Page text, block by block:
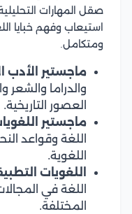
صقل المهارات
استيعاب وفهم خبايا
ومتكامل.
ماجستير الأدب
والدراما والشعر
العصور التاريخية.
ماجستير
اللغة وقواعد
اللغوية.
اللغويات
اللغة في
المختلفة.